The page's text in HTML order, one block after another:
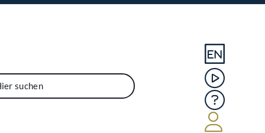
Sprache
Mediathek
Hilfe